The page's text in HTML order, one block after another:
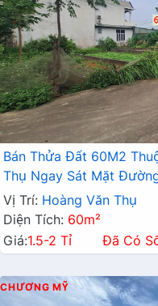
Bán Thửa Đất 60M2
Thụ Ngay Sát Mặt
Vị Trí: Hoàng Văn Thụ
Diện Tích: 60m²
Giá:1.5-2 Tỉ Đã Có
CHƯƠNG MỸ